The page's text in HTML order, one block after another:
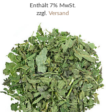
Enthält 7% MwSt.
zzgl. Versand